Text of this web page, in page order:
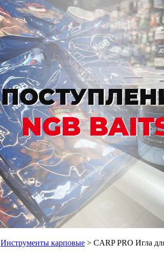
Инструменты карповые > CARP PRO Игла